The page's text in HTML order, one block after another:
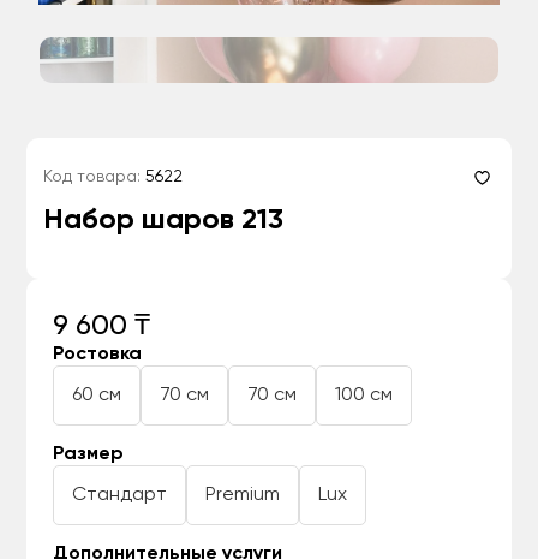
Код товара: 5622
Набор шаров 213
9 600 ₸
Ростовка
60 см 70 см 70 см 100 см
Размер
Стандарт Premium Lux
Дополнительные услуги